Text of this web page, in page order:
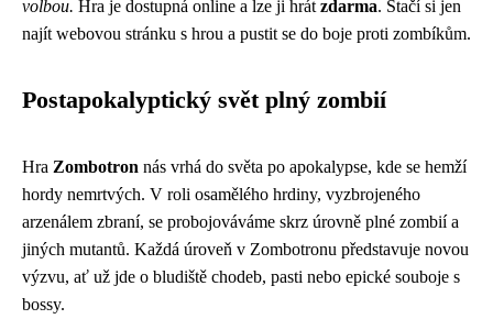
volbou. Hra je dostupná online a lze ji hrát zdarma. Stačí si jen
najít webovou stránku s hrou a pustit se do boje proti zombíkům.
Postapokalyptický svět plný zombií
Hra Zombotron nás vrhá do světa po apokalypse, kde se hemží
hordy nemrtvých. V roli osamělého hrdiny, vyzbrojeného
arzenálem zbraní, se probojováváme skrz úrovně plné zombií a
jiných mutantů. Každá úroveň v Zombotronu představuje novou
výzvu, ať už jde o bludiště chodeb, pasti nebo epické souboje s
bossy.